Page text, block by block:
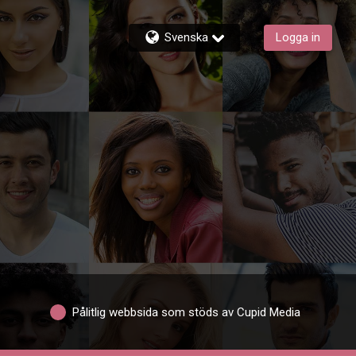
Svenska Logga in
Pålitlig webbsida som stöds av Cupid Media